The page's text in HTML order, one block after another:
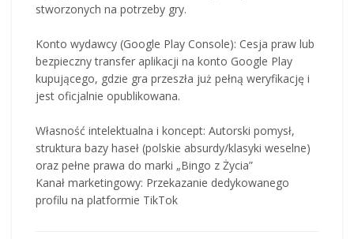
stworzonych na potrzeby gry.
Konto wydawcy (Google Play Console): Cesja praw lub
bezpieczny transfer aplikacji na konto Google Play
kupującego, gdzie gra przeszła już pełną weryfikację i
jest oficjalnie opublikowana.
Własność intelektualna i koncept: Autorski pomysł,
struktura bazy haseł (polskie absurdy/klasyki weselne)
oraz pełne prawa do marki „Bingo z Życia”
Kanał marketingowy: Przekazanie dedykowanego
profilu na platformie TikTok